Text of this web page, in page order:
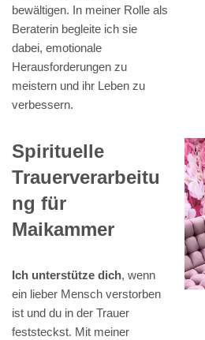
bewältigen. In meiner Rolle als
Beraterin begleite ich sie
dabei, emotionale
Herausforderungen zu
meistern und ihr Leben zu
verbessern.
Spirituelle
Trauerverarbeitu
ng für
Maikammer
Ich unterstütze dich, wenn
ein lieber Mensch verstorben
ist und du in der Trauer
feststeckst. Mit meiner